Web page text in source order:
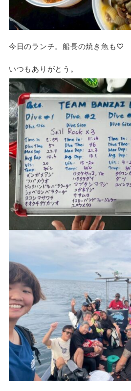
今日のランチ。船長の焼き魚も♡
いつもありがとう。